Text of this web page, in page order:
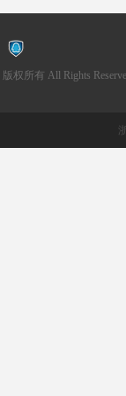
版权所有 All Rights